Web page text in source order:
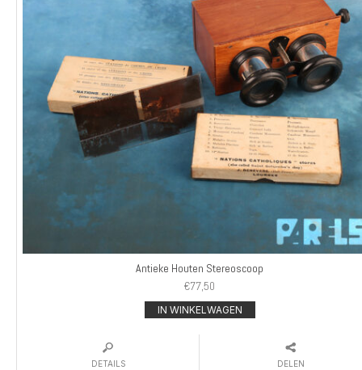
Antieke Houten Stereoscoop
€77,50
IN WINKELWAGEN
DETAILS DELEN